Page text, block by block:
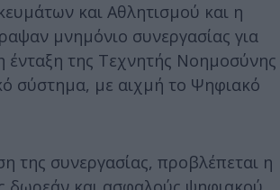
και Αθλητισμού και η
μνημόνιο συνεργασίας για
ένταξη της Τεχνητής Νοημοσύνης
σύστημα, με αιχμή το Ψηφιακό
της συνεργασίας, προβλέπεται η